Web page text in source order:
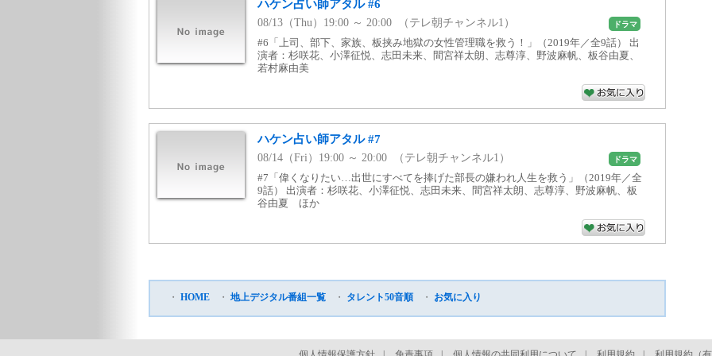
ハケン占い師アタル #6
08/13（Thu）19:00 ～ 20:00 （テレ朝チャンネル1） ドラマ
#6「上司、部下、家族、板挟み地獄の女性管理職を救う！」（2019年／全9話） 出
演者：杉咲花、小澤征悦、志田未来、間宮祥太朗、志尊淳、野波麻帆、板谷由夏、
若村麻由美
ハケン占い師アタル #7
08/14（Fri）19:00 ～ 20:00 （テレ朝チャンネル1） ドラマ
#7「偉くなりたい…出世にすべてを捧げた部長の嫌われ人生を救う」（2019年／全
9話） 出演者：杉咲花、小澤征悦、志田未来、間宮祥太朗、志尊淳、野波麻帆、板
谷由夏 ほか
・ HOME ・ 地上デジタル番組一覧 ・ タレント50音順 ・ お気に入り